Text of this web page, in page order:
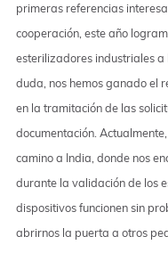
primeras referencias
cooperación, este año
esterilizadores industriales a
duda, nos hemos ganado el
en la tramitación de las
documentación.
camino a India, donde nos
durante la validación de los
dispositivos funcionen sin
abrirnos la puerta a otros